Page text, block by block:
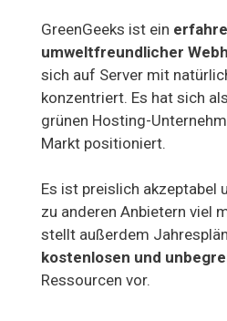
GreenGeeks ist ein
umweltfreundlicher
sich auf Server mit
konzentriert. Es hat sich
grünen Hosting-
Markt positioniert.
Es ist preislich akzeptabel
zu anderen Anbietern viel
stellt außerdem
kostenlosen und
Ressourcen vor.